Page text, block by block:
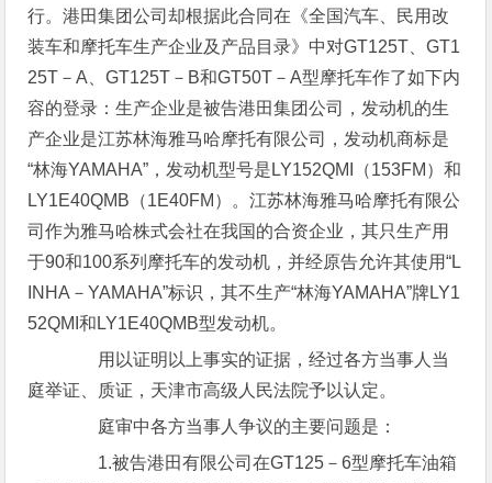
行。港田集团公司却根据此合同在《全国汽车、民用改
装车和摩托车生产企业及产品目录》中对GT125T、GT1
25T－A、GT125T－B和GT50T－A型摩托车作了如下内
容的登录：生产企业是被告港田集团公司，发动机的生
产企业是江苏林海雅马哈摩托有限公司，发动机商标是
“林海YAMAHA”，发动机型号是LY152QMI（153FM）和
LY1E40QMB（1E40FM）。江苏林海雅马哈摩托有限公
司作为雅马哈株式会社在我国的合资企业，其只生产用
于90和100系列摩托车的发动机，并经原告允许其使用“L
INHA－YAMAHA”标识，其不生产“林海YAMAHA”牌LY1
52QMI和LY1E40QMB型发动机。
用以证明以上事实的证据，经过各方当事人当
庭举证、质证，天津市高级人民法院予以认定。
庭审中各方当事人争议的主要问题是：
1.被告港田有限公司在GT125－6型摩托车油箱